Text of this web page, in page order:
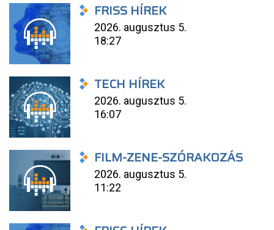
FRISS HÍREK
2026. augusztus 5.
18:27
TECH HÍREK
2026. augusztus 5.
16:07
FILM-ZENE-SZÓRAKOZÁS
2026. augusztus 5.
11:22